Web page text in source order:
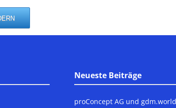
Neueste Beiträge
proConcept AG und